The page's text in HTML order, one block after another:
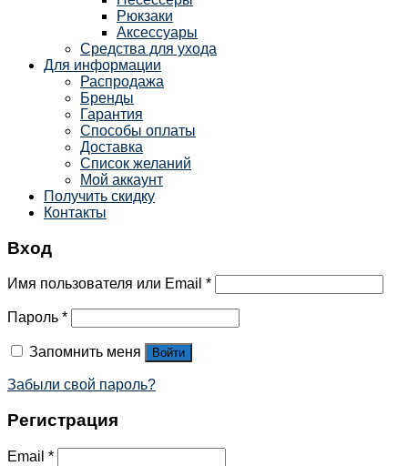
Рюкзаки
Аксессуары
Средства для ухода
Для информации
Распродажа
Бренды
Гарантия
Способы оплаты
Доставка
Список желаний
Мой аккаунт
Получить скидку
Контакты
Вход
Имя пользователя или Email *
Пароль *
Запомнить меня Войти
Забыли свой пароль?
Регистрация
Email *